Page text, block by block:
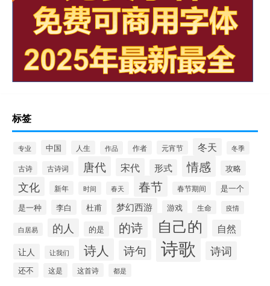
标签
专业 中国 人生 作品 作者 元宵节 冬天 冬季
古诗 古诗词 唐代 宋代 形式 情感 攻略
文化 新年 时间 春天 春节 春节期间 是一个
是一种 李白 杜甫 梦幻西游 游戏 生命 疫情
白居易 的人 的是 的诗 自己的 自然
让人 让我们 诗人 诗句 诗歌 诗词
还不 这是 这首诗 都是